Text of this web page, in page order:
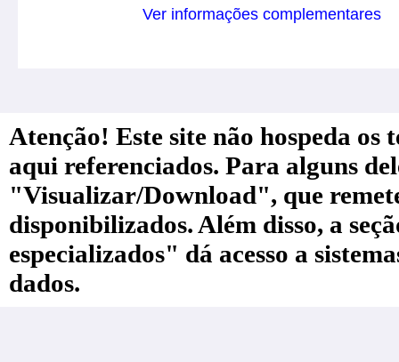
Ver informações complementares
Atenção! Este site não hospeda
aqui referenciados. Para alguns
"Visualizar/Download", que
disponibilizados. Além disso, a
especializados" dá acesso a
dados.